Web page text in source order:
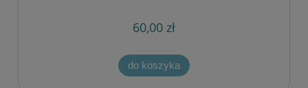
60,00 zł
do koszyka